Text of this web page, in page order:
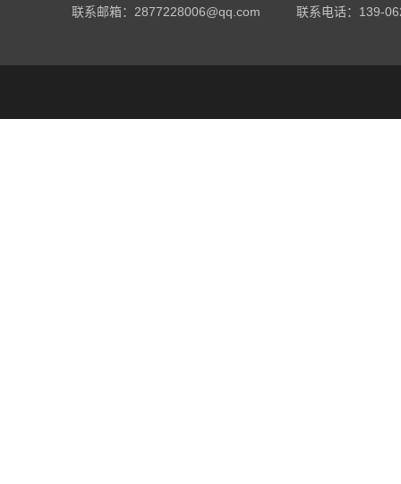
联系邮箱：2877228006@qq.com 联系电话： 139-